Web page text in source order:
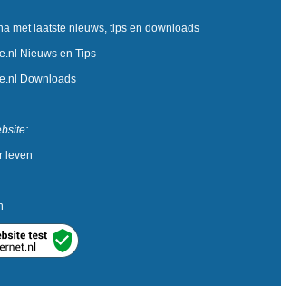
met laatste nieuws, tips en downloads
Nieuws en Tips
Downloads
leven